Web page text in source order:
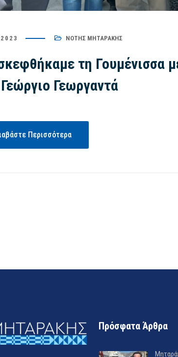
ΝΌΤΗΣ ΜΗΤΑΡΆΚΗΣ
τη Γουμένισσα
Γεωργαντά
Περισσότερα
Πρόσφατα Άρθρα